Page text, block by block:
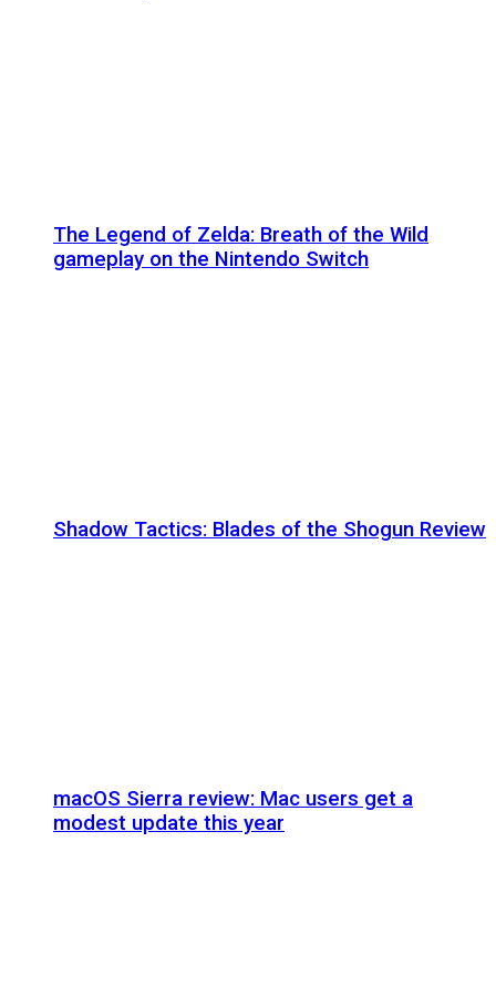
The Legend of Zelda: Breath of the Wild
gameplay on the Nintendo Switch
Shadow Tactics: Blades of the Shogun Review
macOS Sierra review: Mac users get a
modest update this year